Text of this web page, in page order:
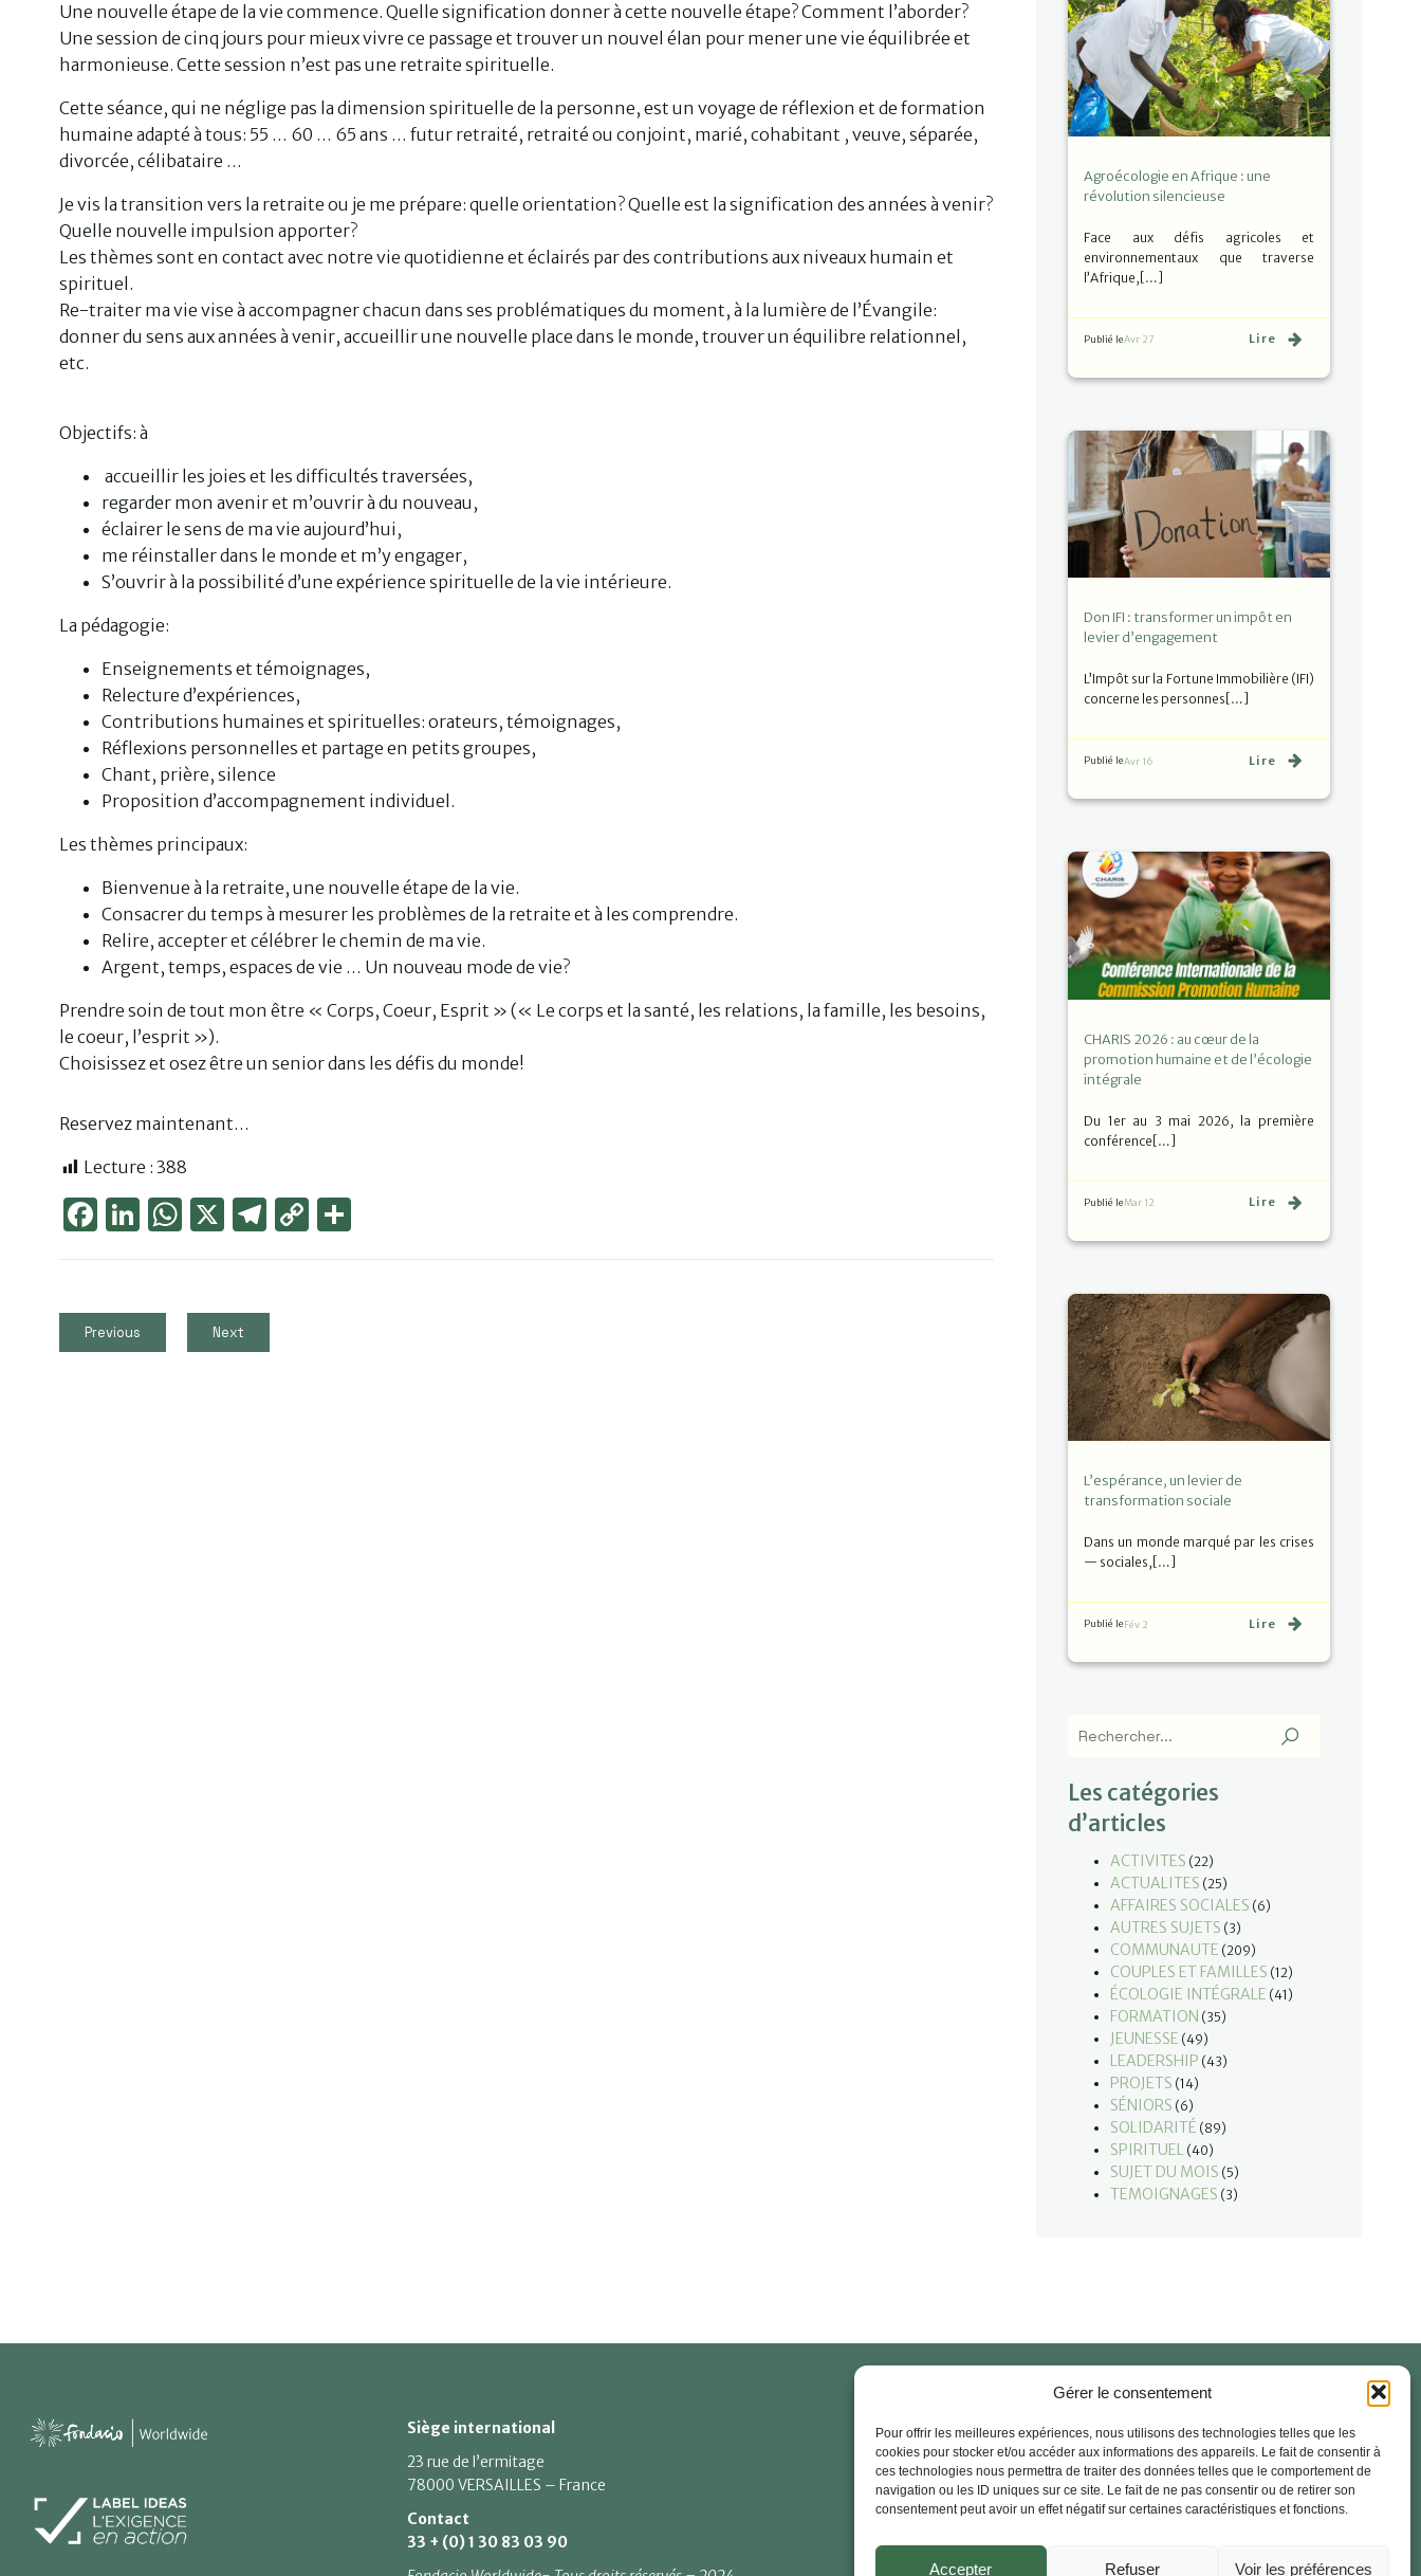
Gérer le consentement
Pour offrir les meilleures expériences, nous utilisons des technologies telles que les
cookies pour stocker et/ou accéder aux informations des appareils. Le fait de consentir à
ces technologies nous permettra de traiter des données telles que le comportement de
navigation ou les ID uniques sur ce site. Le fait de ne pas consentir ou de retirer son
consentement peut avoir un effet négatif sur certaines caractéristiques et fonctions.
Accepter Refuser Voir les préférences
Une nouvelle étape de la vie commence. Quelle signification donner à cette nouvelle étape? Comment l’aborder?
Une session de cinq jours pour mieux vivre ce passage et trouver un nouvel élan pour mener une vie équilibrée et
harmonieuse. Cette session n’est pas une retraite spirituelle.
Cette séance, qui ne néglige pas la dimension spirituelle de la personne, est un voyage de réflexion et de formation
humaine adapté à tous: 55 … 60 … 65 ans … futur retraité, retraité ou conjoint, marié, cohabitant , veuve, séparée,
divorcée, célibataire …
Je vis la transition vers la retraite ou je me prépare: quelle orientation? Quelle est la signification des années à venir?
Quelle nouvelle impulsion apporter?
Les thèmes sont en contact avec notre vie quotidienne et éclairés par des contributions aux niveaux humain et
spirituel.
Re-traiter ma vie vise à accompagner chacun dans ses problématiques du moment, à la lumière de l’Évangile:
donner du sens aux années à venir, accueillir une nouvelle place dans le monde, trouver un équilibre relationnel,
etc.
Objectifs: à
accueillir les joies et les difficultés traversées,
regarder mon avenir et m’ouvrir à du nouveau,
éclairer le sens de ma vie aujourd’hui,
me réinstaller dans le monde et m’y engager,
S’ouvrir à la possibilité d’une expérience spirituelle de la vie intérieure.
La pédagogie:
Enseignements et témoignages,
Relecture d’expériences,
Contributions humaines et spirituelles: orateurs, témoignages,
Réflexions personnelles et partage en petits groupes,
Chant, prière, silence
Proposition d’accompagnement individuel.
Les thèmes principaux:
Bienvenue à la retraite, une nouvelle étape de la vie.
Consacrer du temps à mesurer les problèmes de la retraite et à les comprendre.
Relire, accepter et célébrer le chemin de ma vie.
Argent, temps, espaces de vie … Un nouveau mode de vie?
Prendre soin de tout mon être « Corps, Coeur, Esprit » (« Le corps et la santé, les relations, la famille, les besoins,
le coeur, l’esprit »).
Choisissez et osez être un senior dans les défis du monde!
Reservez maintenant…
Lecture : 388
Face
Link
Wha
Tele
Cop
Previous Next
Agroécologie en Afrique : une
révolution silencieuse
Face aux défis agricoles et
environnementaux que traverse
l’Afrique,[…]
Publié leAvr 27 Lire
Don IFI : transformer un impôt en
levier d’engagement
L’Impôt sur la Fortune Immobilière (IFI)
concerne les personnes[…]
Publié leAvr 16 Lire
CHARIS 2026 : au cœur de la
promotion humaine et de l’écologie
intégrale
Du 1er au 3 mai 2026, la première
conférence[…]
Publié leMar 12 Lire
L’espérance, un levier de
transformation sociale
Dans un monde marqué par les crises
— sociales,[…]
Publié leFév 2 Lire
Les catégories
d’articles
ACTIVITES (22)
ACTUALITES (25)
AFFAIRES SOCIALES (6)
AUTRES SUJETS (3)
COMMUNAUTE (209)
COUPLES ET FAMILLES (12)
ÉCOLOGIE INTÉGRALE (41)
FORMATION (35)
JEUNESSE (49)
LEADERSHIP (43)
PROJETS (14)
SÉNIORS (6)
SOLIDARITÉ (89)
SPIRITUEL (40)
SUJET DU MOIS (5)
TEMOIGNAGES (3)
Siège international
23 rue de l’ermitage
78000 VERSAILLES – France
Contact
33 + (0) 1 30 83 03 90
Mentions Légales RGPD – Politique de confidentialité
Politique des cookies